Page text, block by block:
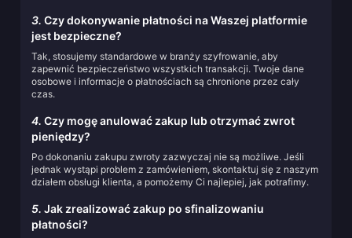
3. Czy dokonywanie płatności na Waszej platformie
jest bezpieczne?
Tak, stosujemy standardowe w branży szyfrowanie, aby
zapewnić bezpieczeństwo wszystkich transakcji. Twoje dane
osobowe i informacje o płatnościach są chronione przez cały
czas.
4. Czy mogę anulować zakup lub otrzymać zwrot
pieniędzy?
Po dokonaniu zakupu zwroty zazwyczaj nie są możliwe. Jeśli
jednak wystąpi problem z zamówieniem, skontaktuj się z naszym
działem obsługi klienta, a pomożemy Ci najlepiej, jak potrafimy.
5. Jak zrealizować zakup po sfinalizowaniu
płatności?